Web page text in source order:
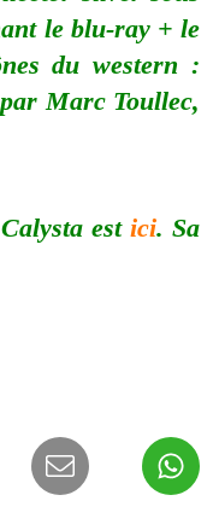
le blu-ray + le
du western :
Marc Toullec,
est ici. Sa